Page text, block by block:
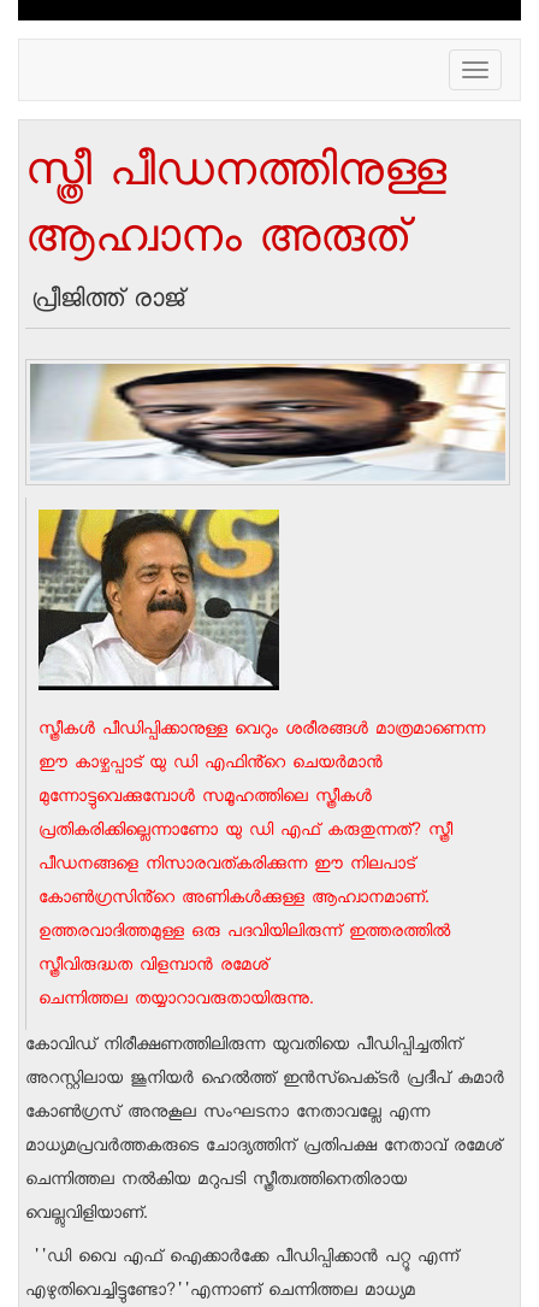
Toggle
navigation
സ്ത്രീ പീഡനത്തിനുള്ള
ആഹ്വാനം അരുത്
പ്രീജിത്ത് രാജ്
സ്ത്രീകൾ പീഡിപ്പിക്കാനുള്ള വെറും ശരീരങ്ങൾ മാത്രമാണെന്ന
ഈ കാഴ്ചപ്പാട് യു ഡി എഫിൻ്റെ ചെയർമാൻ
മുന്നോട്ടുവെക്കുമ്പോൾ സമൂഹത്തിലെ സ്ത്രീകൾ
പ്രതികരിക്കില്ലെന്നാണോ യു ഡി എഫ് കരുതുന്നത്? സ്ത്രീ
പീഡനങ്ങളെ നിസാരവത്‌കരിക്കുന്ന ഈ നിലപാട്
കോൺഗ്രസിൻ്റെ അണികൾക്കുള്ള ആഹ്വാനമാണ്.
ഉത്തരവാദിത്തമുള്ള ഒരു പദവിയിലിരുന്ന് ഇത്തരത്തിൽ
സ്ത്രീവിരുദ്ധത വിളമ്പാൻ രമേശ്
ചെന്നിത്തല തയ്യാറാവരുതായിരുന്നു.
കോവിഡ് നിരീക്ഷണത്തിലിരുന്ന യുവതിയെ പീഡിപ്പിച്ചതിന്
അറസ്റ്റിലായ ജൂനിയർ ഹെൽത്ത് ഇൻസ്‌‌പെക്‌ടർ പ്രദീപ് കുമാർ
കോൺഗ്രസ് അനുകൂല സംഘടനാ നേതാവല്ലേ എന്ന
മാധ്യമപ്രവർത്തകരുടെ ചോദ്യത്തിന് പ്രതിപക്ഷ നേതാവ് രമേശ്
ചെന്നിത്തല നൽകിയ മറുപടി സ്ത്രീത്വത്തിനെതിരായ
വെല്ലുവിളിയാണ്.
''ഡി വൈ എഫ്‌ ഐക്കാർക്കേ പീഡിപ്പിക്കാൻ പറ്റൂ എന്ന്
എഴുതിവെച്ചിട്ടുണ്ടോ?''എന്നാണ് ചെന്നിത്തല മാധ്യമ